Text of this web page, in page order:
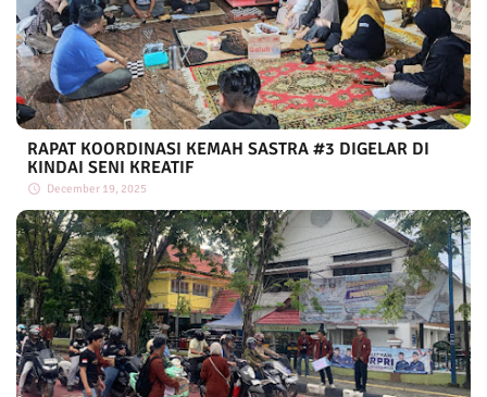
RAPAT KOORDINASI KEMAH SASTRA #3 DIGELAR DI
KINDAI SENI KREATIF
December 19, 2025